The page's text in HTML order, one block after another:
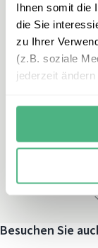
Ihnen somit die
die Sie
zu Ihrer
(z.B. soziale
jederzeit ändern
Besuchen Sie